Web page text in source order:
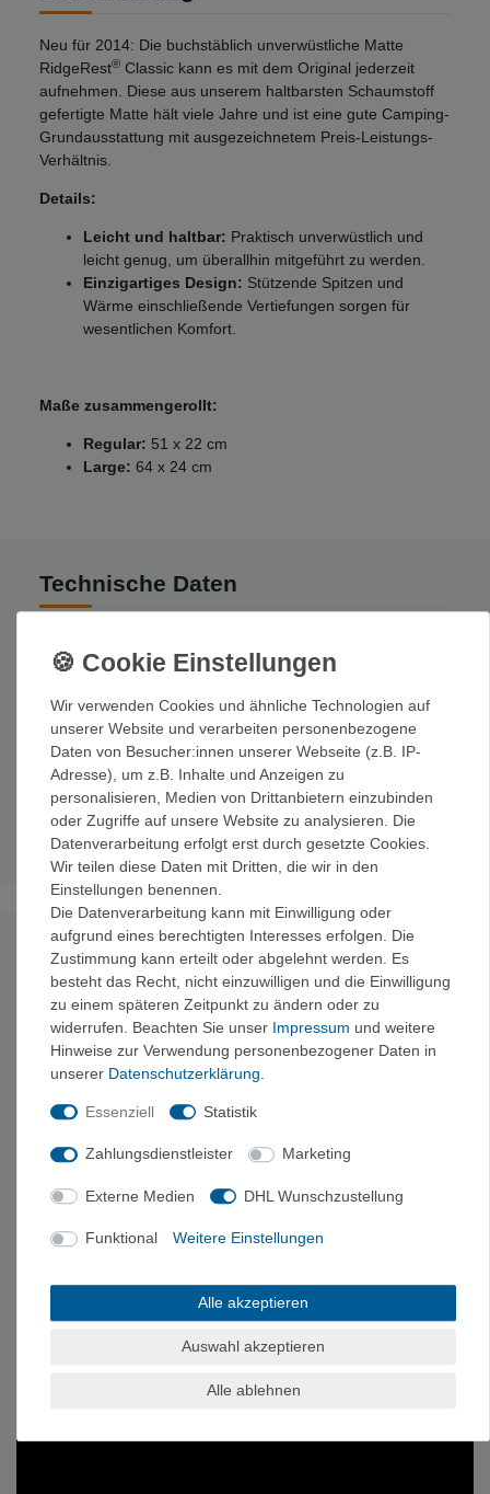
Neu für 2014: Die buchstäblich unverwüstliche Matte
RidgeRest® Classic kann es mit dem Original jederzeit
aufnehmen. Diese aus unserem haltbarsten Schaumstoff
gefertigte Matte hält viele Jahre und ist eine gute Camping-
Grundausstattung mit ausgezeichnetem Preis-Leistungs-
Verhältnis.
Details:
Leicht und haltbar: Praktisch unverwüstlich und
leicht genug, um überallhin mitgeführt zu werden.
Einzigartiges Design: Stützende Spitzen und
Wärme einschließende Vertiefungen sorgen für
wesentlichen Komfort.
Maße zusammengerollt:
Regular: 51 x 22 cm
Large: 64 x 24 cm
Technische Daten
Ausführung Abmessungen
Regular 51 x 183 cm 400 g 1,5 cm 2,6
Large 63 x 196 cm 540 g 1,5 cm 2,6
R-Wert:2.0
Gewicht:400 g (Reg) - 540 g (Large)
Produktvideo
Wir verwenden Cookies und ähnliche Technologien auf
unserer Website und verarbeiten personenbezogene
Daten von Besucher:innen unserer Webseite (z.B. IP-
Adresse), um z.B. Inhalte und Anzeigen zu
personalisieren, Medien von Drittanbietern einzubinden
oder Zugriffe auf unsere Website zu analysieren. Die
Datenverarbeitung erfolgt erst durch gesetzte Cookies.
Wir teilen diese Daten mit Dritten, die wir in den
Einstellungen benennen.
Die Datenverarbeitung kann mit Einwilligung oder
aufgrund eines berechtigten Interesses erfolgen. Die
Zustimmung kann erteilt oder abgelehnt werden. Es
besteht das Recht, nicht einzuwilligen und die Einwilligung
zu einem späteren Zeitpunkt zu ändern oder zu
widerrufen. Beachten Sie unser Impressum und weitere
Hinweise zur Verwendung personenbezogener Daten in
unserer Daten­schutz­erklärung
Essenziell Statistik
Zahlungsdienstleister Marketing
Externe Medien DHL Wunschzustellung
Funktional Weitere Einstellungen
Alle akzeptieren
Auswahl akzeptieren
Alle ablehnen